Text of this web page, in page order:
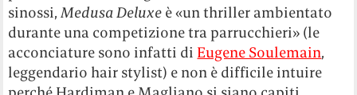
sinossi,Medusa Deluxe è «un thriller ambientato
durante una competizione tra parrucchieri» (le
acconciature sono infatti di Eugene Soulemain,
leggendario hair stylist) e non è difficile intuire